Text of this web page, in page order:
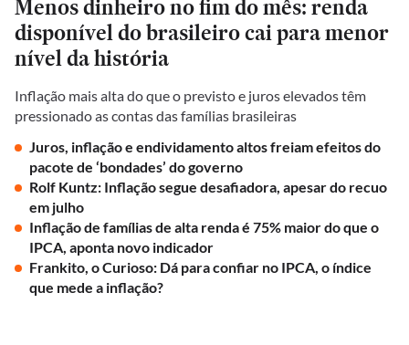
Menos dinheiro no fim do mês: renda
disponível do brasileiro cai para menor
nível da história
Inflação mais alta do que o previsto e juros elevados têm
pressionado as contas das famílias brasileiras
Juros, inflação e endividamento altos freiam efeitos do
pacote de ‘bondades’ do governo
Rolf Kuntz: Inflação segue desafiadora, apesar do recuo
em julho
Inflação de famílias de alta renda é 75% maior do que o
IPCA, aponta novo indicador
Frankito, o Curioso: Dá para confiar no IPCA, o índice
que mede a inflação?